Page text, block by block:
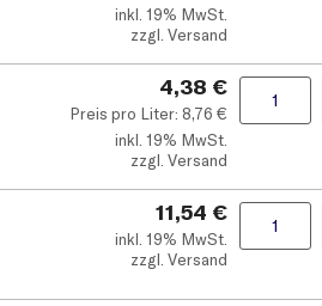
inkl. 19% MwSt.
zzgl. Versand
4,38 €
Preis pro Liter: 8,76 €
inkl. 19% MwSt.
zzgl. Versand
11,54 €
inkl. 19% MwSt.
zzgl. Versand